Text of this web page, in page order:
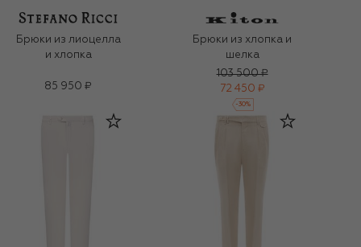
Брюки из лиоцелла
и хлопка
85 950 ₽
Брюки из хлопка и
шелка
103 500 ₽
72 450 ₽
-30%